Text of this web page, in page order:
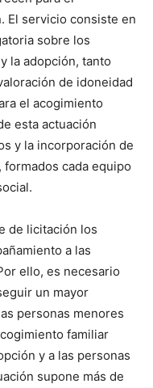
El servicio consiste en
sobre los
la adopción, tanto
de idoneidad
el acogimiento
esta actuación
y la incorporación de
cada equipo
de licitación los
a las
ello, es necesario
un mayor
personas menores
familiar
y a las personas
supone más de